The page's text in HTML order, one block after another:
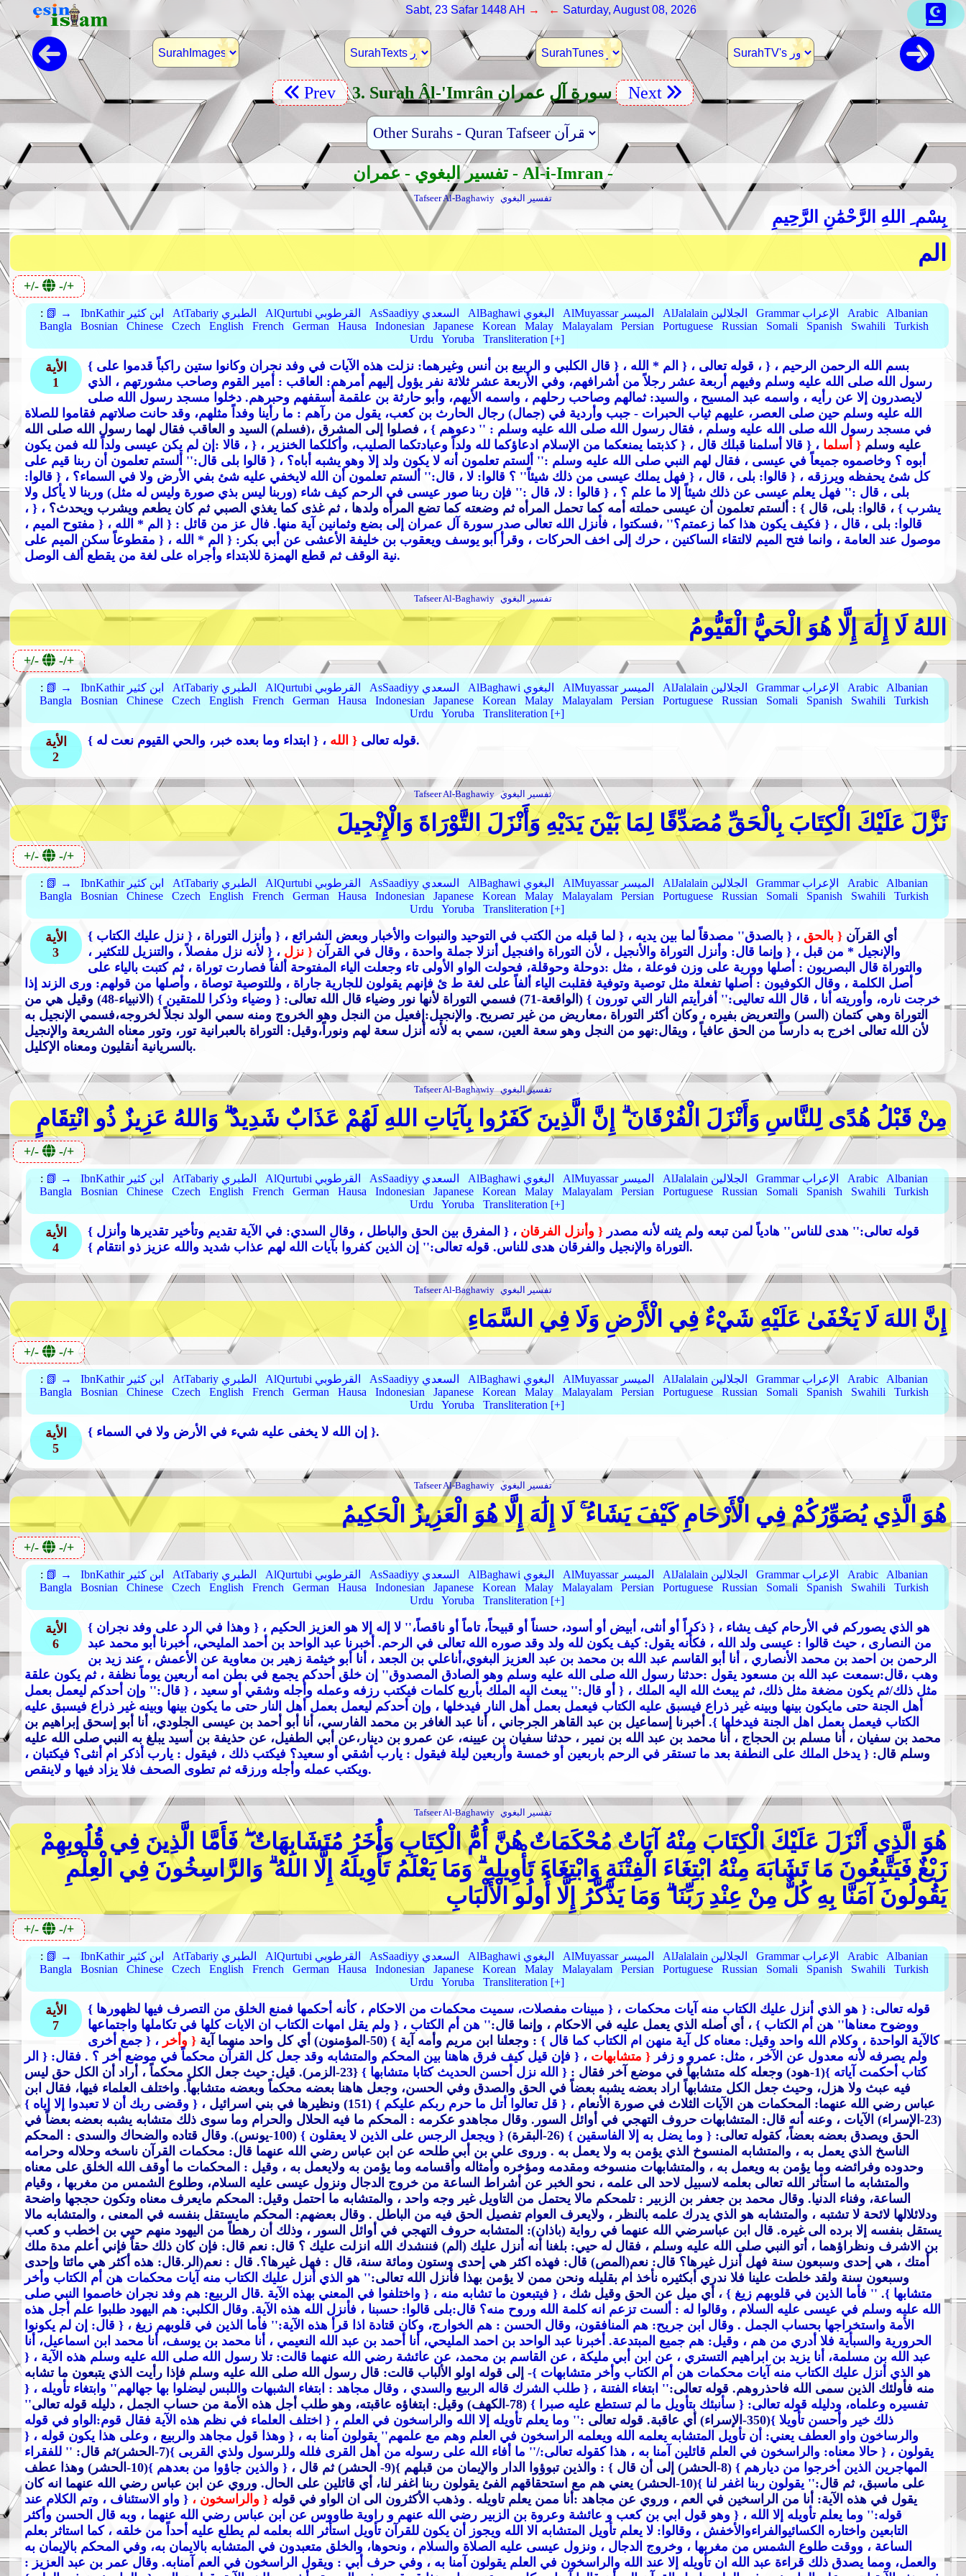
Sabt, 23 Safar 1448 AH → ← Saturday, August 08, 2026
Prev 3. Surah Âl-'Imrân سورة آل عمران Next
تفسير البغوي - عمران - Al-i-Imran -
Tafseer Al-Baghawiy تفسير البغوي
بِسْم ِ اللهِ الرَّحْمَٰنِ الرَّحِيمِ
الم
+/- -/+
: 📗 → IbnKathir ابن كثير AtTabariy الطبري AlQurtubi القرطوبي AsSaadiyy السعدي AlBaghawi البغوي AlMuyassar الميسر AlJalalain الجلالين Grammar الإعراب Arabic
Albanian
Bangla
Bosnian Chinese Czech English French German Hausa Indonesian Japanese Korean Malay Malayalam Persian Portuguese Russian Somali Spanish Swahili
Turkish
Urdu
Yoruba Transliteration [+]
الأية
1
{ بسم الله الرحمن الرحيم، { ، قوله تعالى، { الم * الله، { قال الكلبي و الربيع بن أنس وغيرهما: نزلت هذه الآيات في وفد نجران وكانوا ستين راكباً قدموا على
رسول الله صلى الله عليه وسلم وفيهم أربعة عشر رجلاً من أشرافهم، وفي الأربعة عشر ثلاثة نفر يؤول إليهم أمرهم: العاقب : أمير القوم وصاحب مشورتهم ، الذي
لايصدرون إلا عن رأيه ، واسمه عبد المسيح ، والسيد: ثمالهم وصاحب رحلهم ، واسمه الأيهم، وأبو حارثة بن علقمة أسقفهم وحبرهم. دخلوا مسجد رسول الله صلى
الله عليه وسلم حين صلى العصر، عليهم ثياب الحبرات - جبب وأردية في (جمال) رجال الحارث بن كعب، يقول من رآهم : ما رأينا وفداً مثلهم، وقد حانت صلاتهم فقاموا للصلاة
في مسجد رسول الله صلى الله عليه وسلم ، فقال رسول الله صلى الله عليه وسلم : '' دعوهم } ، فصلوا إلى المشرق ،(فسلم) السيد و العاقب فقال لهما رسول الله صلى الله
عليه وسلم{ أسلما، { قالا أسلمنا قبلك قال، { كذبتما يمنعكما من الإسلام ادعاؤكما لله ولداً وعبادتكما الصليب، وأكلكما الخنزير، { ، قالا :إن لم يكن عيسى ولداً لله فمن يكون
أبوه ؟ وخاصموه جميعاً في عيسى ، فقال لهم النبي صلى الله عليه وسلم :'' ألستم تعلمون أنه لا يكون ولد إلا وهو يشبه أباه؟، { قالوا بلى قال:'' ألستم تعلمون أن ربنا قيم على
كل شئ يحفظه ويرزقه، { قالوا: بلى ، قال، { فهل يملك عيسى من ذلك شيئاً'' ؟ قالوا: لا ، قال:'' ألستم تعلمون أن الله لايخفي عليه شئ بفي الأرض ولا في السماء؟، { قالوا:
بلى ، قال :'' فهل يعلم عيسى عن ذلك شيئاً إلا ما علم ؟، { قالوا : لا، قال :'' فإن ربنا صور عيسى في الرحم كيف شاء (وربنا ليس بذي صورة وليس له مثل) وربنا لا يأكل ولا
يشرب } ، قالوا: بلى، قال } : ألستم تعلمون أن عيسى حملته أمه كما تحمل المرأه ثم وضعته كما تضع المرأه ولدها ، ثم غذى كما يغذي الصبي ثم كان يطعم ويشرب ويحدث؟، { ،
قالوا: بلى ، قال، { فكيف يكون هذا كما زعمتم؟'' ،فسكتوا ، فأنزل الله تعالى صدر سورة آل عمران إلى بضع وثمانين آية منها. فال عز من قائل :{ الم * الله، { مفتوح الميم ،
موصول عند العامة ، وانما فتح الميم لالتقاء الساكنين ، حرك إلى اخف الحركات ، وقرأ أبو يوسف ويعقوب بن خليفة الأعشى عن أبي بكر: { الم * الله، { مقطوعاً سكن الميم على
نية الوقف ثم قطع الهمزة للابتداء وأجراه على لغة من يقطع ألف الوصل.
Tafseer Al-Baghawiy تفسير البغوي
اللهُ لَا إِلَٰهَ إِلَّا هُوَ الْحَيُّ الْقَيُّومُ
+/- -/+
: 📗 → IbnKathir ابن كثير AtTabariy الطبري AlQurtubi القرطوبي AsSaadiyy السعدي AlBaghawi البغوي AlMuyassar الميسر AlJalalain الجلالين Grammar الإعراب Arabic
Albanian
Bangla
Bosnian Chinese Czech English French German Hausa Indonesian Japanese Korean Malay Malayalam Persian Portuguese Russian Somali Spanish Swahili
Turkish
Urdu
Yoruba Transliteration [+]
الأية
2
{ قوله تعالى{ الله ، { ابتداء وما بعده خبر، والحي القيوم نعت له.
Tafseer Al-Baghawiy تفسير البغوي
نَزَّلَ عَلَيْكَ الْكِتَابَ بِالْحَقِّ مُصَدِّقًا لِمَا بَيْنَ يَدَيْهِ وَأَنْزَلَ التَّوْرَاةَ وَالْإِنْجِيلَ
+/- -/+
: 📗 → IbnKathir ابن كثير AtTabariy الطبري AlQurtubi القرطوبي AsSaadiyy السعدي AlBaghawi البغوي AlMuyassar الميسر AlJalalain الجلالين Grammar الإعراب Arabic
Albanian
Bangla
Bosnian Chinese Czech English French German Hausa Indonesian Japanese Korean Malay Malayalam Persian Portuguese Russian Somali Spanish Swahili
Turkish
Urdu
Yoruba Transliteration [+]
الأية
3
{ نزل عليك الكتاب } ، أي القرآن{ بالحق، { بالصدق'' مصدقاً لما بين يديه، { لما قبله من الكتب في التوحيد والنبوات والأخبار وبعض الشرائع ،{ وأنزل التوراة
والإنجيل * من قبل ،{ وإنما قال: وأنزل التوراة والأنجيل ، لأن التوراة وافنجيل أنزلا جملة واحدة ، وقال في القرآن{ نزل، { لأنه نزل مفصلاً ، والتنزيل للتكثير ،
والتوراة قال البصريون : أصلها وورية على وزن فوعلة ، مثل :دوحلة وحوقلة، فحولت الواو الأولى تاء وجعلت الياء المفتوحة ألفاً فصارت توراة ، ثم كتبت بالياء على
أصل الكلمة ، وقال الكوفيون : أصلها تفعلة مثل توصية وتوفية فقلبت الياء ألفاً على لغة ط ئ فإنهم يقولون للجارية جاراة ، وللتوصية توصاة ، وأصلها من قولهم: ورى الزند إذا
خرجت ناره، وأوريته أنا ، قال الله تعاليى:'' أفرأيتم النار التي تورون } (الواقعة-71) فسمي التوراة لأنها نور وضياء قال الله تعالى: { وضياء وذكرا للمتقين }
(الانبياء-48) وقيل هي من
التوراة وهي كتمان (السر) والتعريض بفيره ، وكان أكثر التوراة ،معاريض من غير تصريح. والإنجيل:إفعيل من النجل وهو الخروج ومنه سمي الولد نجلاً لخروجه،فسمي الإنجيل به
لأن الله تعالى اخرج به دارساً من الحق عافياً ، ويقال:نهو من النجل وهو سعة العين، سمي به لأنه أنزل سعة لهم ونوراً،وقيل: التوراة بالعبرانية تور، وتور معناه الشريعة والإنجيل
بالسريانية أنقليون ومعناه الإكليل.
Tafseer Al-Baghawiy تفسير البغوي
مِنْ قَبْلُ هُدًى لِلنَّاسِ وَأَنْزَلَ الْفُرْقَانَ ۗ إِنَّ الَّذِينَ كَفَرُوا بِآيَاتِ اللهِ لَهُمْ عَذَابٌ شَدِيدٌ ۗ وَاللهُ عَزِيزٌ ذُو انْتِقَامٍ
+/- -/+
: 📗 → IbnKathir ابن كثير AtTabariy الطبري AlQurtubi القرطوبي AsSaadiyy السعدي AlBaghawi البغوي AlMuyassar الميسر AlJalalain الجلالين Grammar الإعراب Arabic
Albanian
Bangla
Bosnian Chinese Czech English French German Hausa Indonesian Japanese Korean Malay Malayalam Persian Portuguese Russian Somali Spanish Swahili
Turkish
Urdu
Yoruba Transliteration [+]
الأية
4
{ قوله تعالى:'' هدى للناس'' هادياً لمن تبعه ولم يثنه لأنه مصدر{ وأنزل الفرقان، { المفرق بين الحق والباطل ، وقال السدي: في الآية تقديم وتأخير تقديرها وأنزل
التوراة والإنجيل والفرقان هدى للناس. قوله تعالى:'' إن الذين كفروا بآيات الله لهم عذاب شديد والله عزيز ذو انتقام } .
Tafseer Al-Baghawiy تفسير البغوي
إِنَّ اللهَ لَا يَخْفَىٰ عَلَيْهِ شَيْءٌ فِي الْأَرْضِ وَلَا فِي السَّمَاءِ
+/- -/+
: 📗 → IbnKathir ابن كثير AtTabariy الطبري AlQurtubi القرطوبي AsSaadiyy السعدي AlBaghawi البغوي AlMuyassar الميسر AlJalalain الجلالين Grammar الإعراب Arabic
Albanian
Bangla
Bosnian Chinese Czech English French German Hausa Indonesian Japanese Korean Malay Malayalam Persian Portuguese Russian Somali Spanish Swahili
Turkish
Urdu
Yoruba Transliteration [+]
الأية
5
{ إن الله لا يخفى عليه شيء في الأرض ولا في السماء }.
Tafseer Al-Baghawiy تفسير البغوي
هُوَ الَّذِي يُصَوِّرُكُمْ فِي الْأَرْحَامِ كَيْفَ يَشَاءُ ۚ لَا إِلَٰهَ إِلَّا هُوَ الْعَزِيزُ الْحَكِيمُ
+/- -/+
: 📗 → IbnKathir ابن كثير AtTabariy الطبري AlQurtubi القرطوبي AsSaadiyy السعدي AlBaghawi البغوي AlMuyassar الميسر AlJalalain الجلالين Grammar الإعراب Arabic
Albanian
Bangla
Bosnian Chinese Czech English French German Hausa Indonesian Japanese Korean Malay Malayalam Persian Portuguese Russian Somali Spanish Swahili
Turkish
Urdu
Yoruba Transliteration [+]
الأية
6
{ هو الذي يصوركم في الأرحام كيف يشاء، { ذكراً أو أنثى، أبيض أو أسود، حسناً أو قبيحاً، تاماً أو ناقصاً،'' لا إله إلا هو العزيز الحكيم ،{ وهذا في الرد على وفد نجران
من النصارى ، حيث قالوا : عيسى ولد الله ، فكأنه يقول: كيف يكون لله ولد وقد صوره الله تعالى في الرحم. أخبرنا عبد الواحد بن أحمد المليحي، أخبرنا أبو محمد عبد
الرحمن بن احمد بن محمد الأنصاري ، أنا أبو القاسم عبد الله بن محمد بن عبد العزيز البغوي،أناعلي بن الجعد ، أنا أبو خيثمة زهير بن معاوية عن الأعمش ، عند زيد بن
وهب ،قال:سمعت عبد الله بن مسعود يقول :حدثنا رسول الله صلى الله عليه وسلم وهو الصادق المصدوق'' إن خلق أحدكم يجمع في بطن امه أربعين يوماً نظفة ، ثم يكون علقة
مثل ذلك/ثم يكون مضغة مثل ذلك، ثم يبعث الله اليه الملك، { أو قال:'' يبعث اليه الملك بأربع كلمات فيكتب رزفه وعمله وأجله وشقي أو سعيد، { قال:'' وإن أحدكم ليعمل بعمل
أهل الجنة حتى مايكون بينها وبينه غير ذراع فيسبق عليه الكتاب فيعمل بعمل أهل النار فيدخلها ، وإن أحدكم ليعمل بعمل أهل النار حتى ما يكون بينها وبينه غير ذراع فيسبق عليه
الكتاب فيعمل بعمل اهل الجنة فيدخلها }. أخبرنا إسماعيل بن عبد القاهر الجرجاني ، أنا عبد الغافر بن محمد الفارسي، أنا أبو أحمد بن عيسى الجلودي، أنا أبو إسحق إبراهيم بن
محمد بن سفيان ، أنا مسلم بن الحجاج ، أنا محمد بن عبد الله بن نمير ، حدثنا سفيان بن عيينه، عن عمرو بن دينار،عن أبي الطفيل، عن حذيفة بن أسيد يبلغ به النبي صلى الله عليه
وسلم قال: { يدخل الملك على النطفة بعد ما تستقر في الرحم باربعين أو خمسة وأربعين ليلة فيقول : يارب أشقي أو سعيد؟ فيكتب ذلك ، فيقول : يارب أذكر ام أنثى؟ فيكتبان ،
ويكتب عمله وأجله ورزقه ثم تطوى الصحف فلا يزاد فيها و لاينقص.
Tafseer Al-Baghawiy تفسير البغوي
هُوَ الَّذِي أَنْزَلَ عَلَيْكَ الْكِتَابَ مِنْهُ آيَاتٌ مُحْكَمَاتٌ هُنَّ أُمُّ الْكِتَابِ وَأُخَرُ مُتَشَابِهَاتٌ ۖ فَأَمَّا الَّذِينَ فِي قُلُوبِهِمْ
زَيْغٌ فَيَتَّبِعُونَ مَا تَشَابَهَ مِنْهُ ابْتِغَاءَ الْفِتْنَةِ وَابْتِغَاءَ تَأْوِيلِهِ ۗ وَمَا يَعْلَمُ تَأْوِيلَهُ إِلَّا اللهُ ۗ وَالرَّاسِخُونَ فِي الْعِلْمِ
يَقُولُونَ آمَنَّا بِهِ كُلٌّ مِنْ عِنْدِ رَبِّنَا ۗ وَمَا يَذَّكَّرُ إِلَّا أُولُو الْأَلْبَابِ
+/- -/+
: 📗 → IbnKathir ابن كثير AtTabariy الطبري AlQurtubi القرطوبي AsSaadiyy السعدي AlBaghawi البغوي AlMuyassar الميسر AlJalalain الجلالين Grammar الإعراب Arabic
Albanian
Bangla
Bosnian Chinese Czech English French German Hausa Indonesian Japanese Korean Malay Malayalam Persian Portuguese Russian Somali Spanish Swahili
Turkish
Urdu
Yoruba Transliteration [+]
الأية
7
{ قوله تعالى: { هو الذي أنزل عليك الكتاب منه آيات محكمات، { مبينات مفصلات، سميت محكمات من الاحكام ، كأنه أحكمها فمنع الخلق من التصرف فيها لظهورها
ووضوح معناها'' هن أم الكتاب } ، أي أصله الذي يعمل عليه في الاحكام ، وإنما قال:'' هن أم الكتاب ،{ ولم يقل امهات الكتاب ان الايات كلها في تكاملها واجتماعها
كالآية الواحدة ، وكلام الله واحد وقيل: معناه كل آية منهن ام الكتاب كما قال } : وجعلنا ابن مريم وأمه آية } (50-المؤمنون) أي كل واحد منهما آية { وأخر، { جمع أخرى
ولم يصرفه لأنه معدول عن الآخر ، مثل: عمرو و زفر{ متشابهات، { فإن قيل كيف فرق هاهنا بين المحكم والمتشابه وقد جعل كل القرآن محكماً في موضع أخر ؟ . فقال: { الر
كتاب أحكمت آياته }(1-هود) وجعله كله متشابهاً في موضع آخر فقال : { الله نزل أحسن الحديث كتابا متشابها }
{23-الزمر). قيل: حيث جعل الكل محكماً ، أراد أن الكل حق ليس
فيه عبث ولا هزل، وحيث جعل الكل متشابهاً اراد بعضه يشبه بعضاً في الحق والصدق وفي الحسن، وجعل هاهنا بعضه محكماً وبعضه متشابهاً. واختلف العلماء فيها، فقال ابن
عباس رضي الله عنهما: المحكمات هن الآيات الثلاث في صورة الأنعام، { قل تعالوا أتل ما حرم ربكم عليكم } (151) ونظيرها في بني اسرائيل ،
{ وقضى ربك أن لا تعبدوا إلا إياه }
(23-الإسراء) الآيات ، وعنه أنه قال: المتشابهات حروف التهجي في أوائل السور. وقال مجاهدو عكرمه : المحكم ما فيه الحلال والحرام وما سوى ذلك متشابه يشبه بعضه بعضاً في
الحق ويصدق بعضه بعضاً، كقوله تعالى: { وما يضل به إلا الفاسقين } (26-البقرة) { ويجعل الرجس على الذين لا يعقلون }
(100-يونس). وقال قتاده والضحاك والسدى : المحكم
الناسخ الذي يعمل به ، والمتشابه المنسوخ الذي يؤمن به ولا يعمل به . وروى علي بن أبي طلحه عن ابن عباس رضي الله عنهما قال: محكمات القرآن ناسخه وحلاله وحرامه
وحدوده وفرائضه وما يؤمن به ويعمل به ، والمتشابهات منسوخه ومقدمه ومؤخره وأمثاله وأقسامه وما يؤمن به ولايعمل به ، وقيل : المحكمات ما أوقف الله الخلق على معناه
والمتشابه ما استأثر الله تعالى بعلمه لاسبيل لاحد الى علمه ، نحو الخبر عن أشراط الساعة من خروج الدجال ونزول عيسى عليه السلام، وطلوع الشمس من مغربها ، وقيام
الساعة، وفناء الدنيا. وقال محمد بن جعفر بن الزبير : تلمحكم مالا يحتمل من التاويل غير وجه واحد ، والمتشابه ما احتمل وقيل: المحكم مايعرف معناه وتكون حججها واضحة
ودلائلالها لائحة لا تشتبه ، والمتشابه هو الذي يدرك علمه بالنظر ، ولايعرف العوام تفصيل الحق فيه من الباطل . وقال بعضهم: المحكم مايستقل بنفسه في المعنى ، والمتشابه مالا
يستقل بنفسه إلا برده الى غيره. قال ابن عباسرضي الله عنهما في رواية (باذان): المتشابه حروف التهجي في أوائل السور ، وذلك أن رهطاً من اليهود منهم حيي بن اخطب و كعب
بن الاشرف ونظراؤهما ، أتو النبي صلى الله عليه وسلم ، فقال له حيي: بلغنا أنه أنزل عليك (الم) فننشدك الله انزلت عليك ؟ قال: نعم قال: فإن كان ذلك حقاً فإني أعلم مدة ملك
أمتك ، هي إحدى وسبعون سنة فهل أنزل غيرها؟ قال: نعم(المص) قال: فهذه اكثر هي إحدى وستون ومائة سنة، قال : فهل غيرها؟. قال : نعم(الر.قال: هذه أكثر هي مائتا وإحدى
وسبعون سنة ولقد خلطت علينا فلا ندري أبكثيره نأخذ ام بقليله ونحن ممن لا يؤمن بهذا فأنزل الله تعالى:'' هو الذي أنزل عليك الكتاب منه آيات محكمات هن أم الكتاب وأخر
متشابها }. '' فأما الذين في قلوبهم زيغ } ، أي ميل عن الحق وقيل شك، { فيتبعون ما تشابه منه ،{ واختلفوا في المعني بهذه الآية .قال الربيع: هم وفد نجران خاصموا النبي صلى
الله عليه وسلم في عيسى عليه السلام ، وقالوا له : ألست تزعم انه كلمة الله وروح منه؟ قال:بلى قالوا: حسبنا ، فأنزل الله هذه الآية. وقال الكلبي: هم اليهود طلبوا علم أجل هذه
الأمة واستخراجها بحساب الجمل . وقال ابن جريح: هم المنافقون، وقال الحسن : هم الخوارج، وكان قتادة اذا قرأ هذه الآية:'' فأما الذين في قلوبهم زيغ، { قال: إن لم يكونوا
الحرورية والسبأية فلا أدري من هم ، وقيل: هم جميع المبتدعة. أخبرنا عبد الواحد بن احمد المليحي، أنا أحمد بن عبد الله النعيمي ، أنا محمد بن يوسف، أنا محمد ابن اسماعيل، أنا
عبد الله بن مسلمة، أنا يزيد بن ابراهيم التستري ، عن ابن أبي مليكة ، عن القاسم بن محمد، عن عائشة رضي الله عنهما قالت: تلا رسول الله صلى الله عليه وسلم هذه الآية، {
هو الذي أنزل عليك الكتاب منه آيات محكمات هن أم الكتاب وأخر متشابهات }- إلى قوله اولو الألباب قالت: قال رسول الله صلى الله عليه وسلم فإذا رأيت الذي يتبعون ما تشابه
منه فأولئك الذين سمى الله فاحذروهم. قوله تعالى:'' ابتغاء الفتنة، { طلب الشرك قاله الربيع والسدي ، وقال مجاهد : ابتغاء الشبهات واللبس ليضلوا بها جهالهم'' وابتغاء تأويله، {
تفسيره وعلماه، ودليله قوله تعالى: { سأنبئك بتأويل ما لم تستطع عليه صبرا } (78-الكهف) وقيل: ابتغاؤه عاقبته، وهو طلب أجل هذه الأمة من حساب الجمل ، دليله قوله تعالى
''
ذلك خير وأحسن تأويلا }(350-الإسراء) أي عاقبة. قوله تعالى : '' وما يعلم تأويله إلا الله والراسخون في العلم، { اختلف العلماء في نظم هذه الآية فقال قوم:الواو في قوله
والرساخون واو العطف يعني: أن تأويل المتشابه يعلمه الله ويعلمه الراسخون في العلم وهم مع علمهم'' يقولون آمنا به ،{ وهذا قول مجاهد والربيع ، وعلى هذا يكون قوله، {
يقولون، { حالا معناه: والراسخون في العلم قائلين آمنا به ، هذا كقوله تعالى:/'' ما أفاء الله على رسوله من أهل القرى فلله وللرسول ولذي القربى }(7-الحشر)ثم قال:
'' للفقراء
المهاجرين الذين أخرجوا من ديارهم } (8-الحشر) إلى أن قال } : والذين تبوؤوا الدار والإيمان من قبلهم }(9- الحشر) ثم قال ، { والذين جاؤوا من بعدهم }
(10-الحشر) وهذا عطف
على ماسبق، ثم قال:'' يقولون ربنا اغفر لنا }
(10-الحشر) يعني هم مع استحقاقهم الفئ يقولون ربنا اغفر لنا، أي قائلين على الحال. وروي عن ابن عباس رضي الله عنهما انه كان
يقول في هذه الآية: أنا من الراسخين في العم ، وروي عن مجاهد :أنا ممن يعلم تاويله . وذهب الأكثرون الى ان الواو في قوله{ والراسخون ،{ واو الاستئناف ، وتم الكلام عند
قوله:'' وما يعلم تأويله إلا الله ،{ وهو قول ابي بن كعب و عائشة وعروة بن الزبير رضي الله عنهم و راوية طاووس عن ابن عباس رضي الله عنهما ، وبه قال الحسن وأكثر
التابعين واختاره الكسائيوالفراءوالأخفش ، وقالوا: لا يعلم تأويل المتشابه الا الله ويجوز أن يكون للقرآن تأويل استأثر الله بعلمه لم يطلع عليه أحداً من خلقه ، كما استاثر بعلم
الساعة ، ووقت طلوع الشمس من مغربها ، وخروج الدجال ، ونزول عيسى عليه الصلاة والسلام ، ونحوها، والخلق متعبدون في المتشابه بالايمان به، وفي المحكم بالإيمان به
والعمل، ومما يصدق ذلك قراءة عبد الله ان تأويله إلا عند الله والراسخون في العلم يقولون آمنا به ، وفي حرف أبي : ويقول الراسخون في العم آمنابه. وقال عمر بن عبد العزيز :